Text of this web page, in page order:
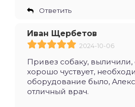
Ответить
Иван Щербетов
2024-10-06
Привез собаку, выличили,
хорошо чуствует,
оборудование было,
отличный врач.